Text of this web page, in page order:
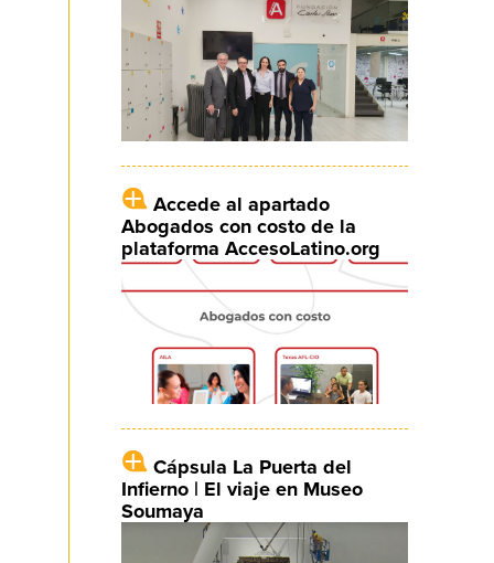
Accede al apartado
Abogados con costo de la
plataforma AccesoLatino.org
Cápsula La Puerta del
Infierno | El viaje en Museo
Soumaya